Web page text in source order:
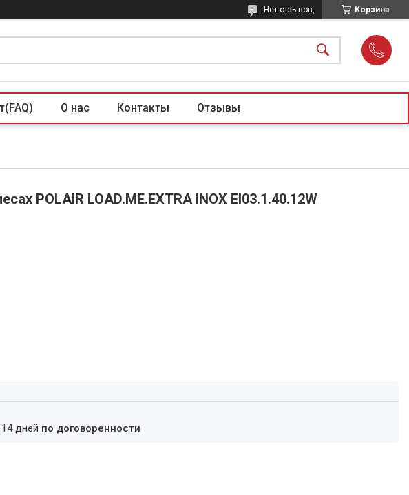
Корзина
Нет отзывов,
О нас Контакты Отзывы
POLAIR LOAD.ME.EXTRA INOX ЕI03.1.40.12W
14 дней по договоренности